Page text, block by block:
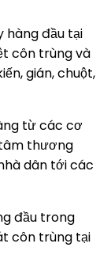
hàng đầu tại
côn trùng và
gián, chuột,
từ các cơ
thương
dân tới các
đầu trong
côn trùng tại